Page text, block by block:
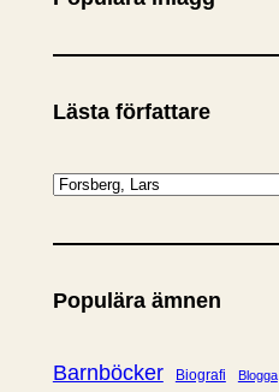
Lästa författare
K
t
g
r
Populära ämnen
Barnböcker Biografi Blogga